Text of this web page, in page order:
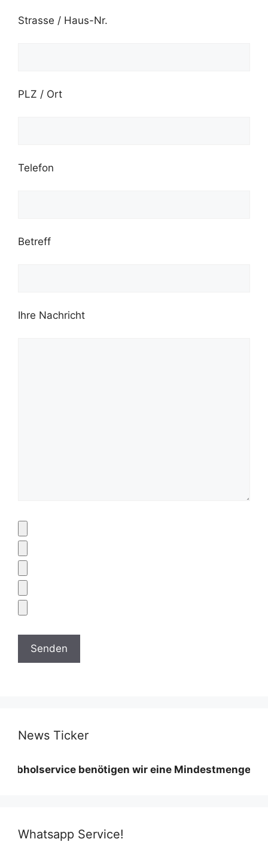
Strasse / Haus-Nr.
PLZ / Ort
Telefon
Betreff
Ihre Nachricht
News Ticker
benötigen wir eine Mindestmenge diese
Whatsapp Service!